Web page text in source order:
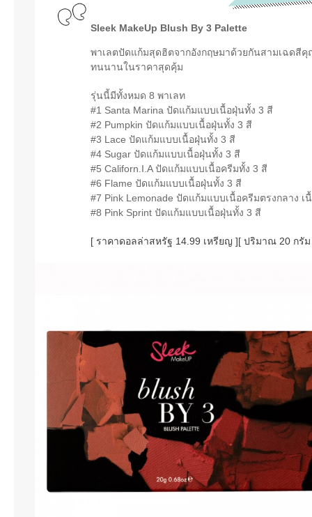
Sleek MakeUp Blush By 3 Palette
พาเลตปัดแก้มสุดฮิตจากอังกฤษมาด้วยกันสามเฉดสี
ทนนานในราคาสุดคุ้ม
รุ่นนี้มีทั้งหมด 8 พาเลท
#1 Santa Marina ปัดแก้มแบบเนื้อฝุ่นทั้ง 3 สี
#2 Pumpkin ปัดแก้มแบบเนื้อฝุ่นทั้ง 3 สี
#3 Lace ปัดแก้มแบบเนื้อฝุ่นทั้ง 3 สี
#4 Sugar ปัดแก้มแบบเนื้อฝุ่นทั้ง 3 สี
#5 Californ.I.A ปัดแก้มแบบเนื้อครีมทั้ง 3 สี
#6 Flame ปัดแก้มแบบเนื้อฝุ่นทั้ง 3 สี
#7 Pink Lemonade ปัดแก้มแบบเนื้อครีมตรงกลาง
#8 Pink Sprint ปัดแก้มแบบเนื้อฝุ่นทั้ง 3 สี
[ ราคาดอลล่าสหรัฐ 14.99 เหรียญ ][ ปริมาณ 20 กรั